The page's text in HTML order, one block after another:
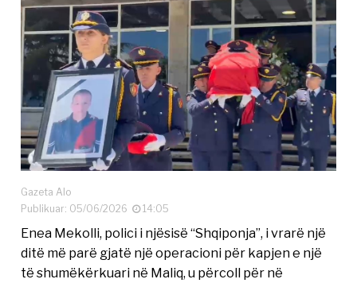
Gazeta Alo
Publikuar: 05/06/2026
14:05
Enea Mekolli, polici i njësisë “Shqiponja”, i vrarë një
ditë më parë gjatë një operacioni për kapjen e një
të shumëkërkuari në Maliq, u përcoll për në